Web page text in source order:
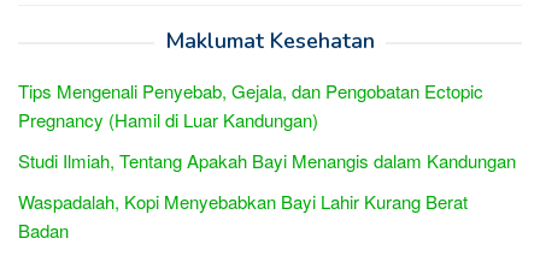
Maklumat Kesehatan
Tips Mengenali Penyebab, Gejala, dan Pengobatan Ectopic
Pregnancy (Hamil di Luar Kandungan)
Studi Ilmiah, Tentang Apakah Bayi Menangis dalam Kandungan
Waspadalah, Kopi Menyebabkan Bayi Lahir Kurang Berat
Badan